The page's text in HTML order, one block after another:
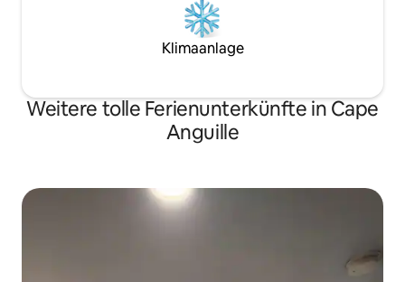
Klimaanlage
Weitere tolle Ferienunterkünfte in Cape
Anguille